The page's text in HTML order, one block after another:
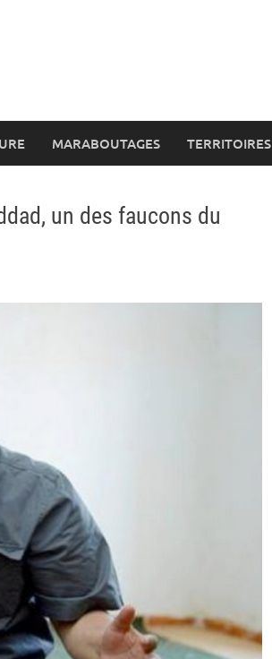
MARABOUTAGES TERRITOIRES
un des faucons du